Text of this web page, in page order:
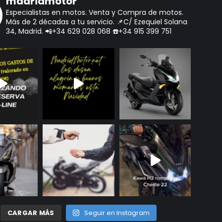
Especialistas en motos. Venta y Compra de motos.
Más de 2 décadas a tu servicio. 📌C/ Ezequiel Solana
34, Madrid. 📲+34 629 028 068 ☎️+34 915 399 751
CARGAR MÁS Seguir en Instagram